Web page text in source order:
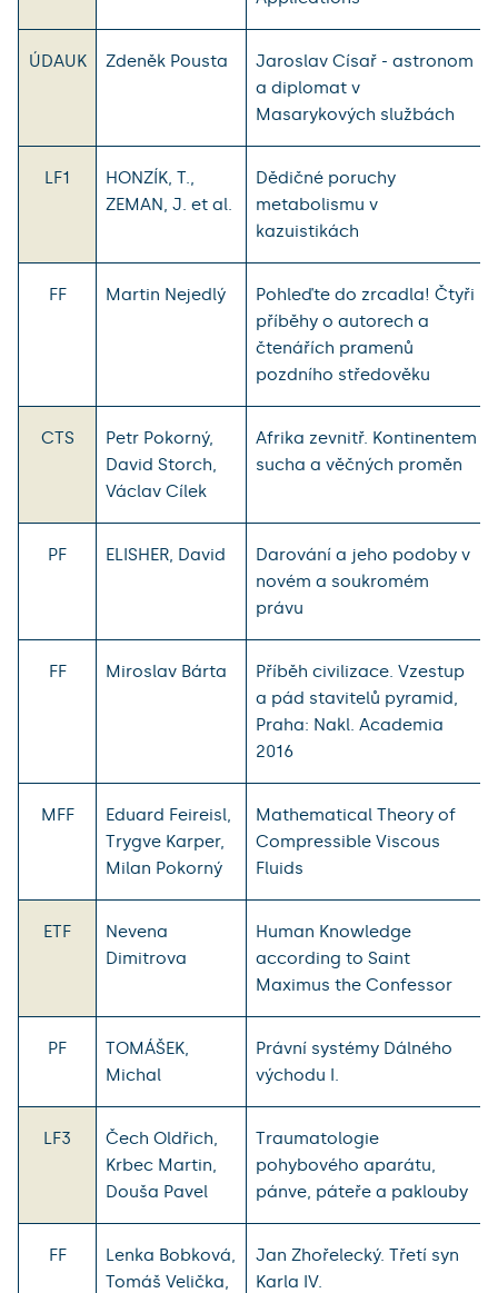
ÚDAUK Zdeněk Pousta
Jaroslav Císař - astronom
a diplomat v
Masarykových službách
LF1
HONZÍK, T.,
ZEMAN, J. et al.
Dědičné poruchy
metabolismu v
kazuistikách
FF Martin Nejedlý
Pohleďte do zrcadla! Čtyři
příběhy o autorech a
čtenářích pramenů
pozdního středověku
CTS
Petr Pokorný,
David Storch,
Václav Cílek
Afrika zevnitř. Kontinentem
sucha a věčných proměn
PF ELISHER, David
Darování a jeho podoby v
novém a soukromém
právu
FF Miroslav Bárta
Příběh civilizace. Vzestup
a pád stavitelů pyramid,
Praha: Nakl. Academia
2016
MFF
Eduard Feireisl,
Trygve Karper,
Milan Pokorný
Mathematical Theory of
Compressible Viscous
Fluids
ETF
Nevena
Dimitrova
Human Knowledge
according to Saint
Maximus the Confessor
PF
TOMÁŠEK,
Michal
Právní systémy Dálného
východu I.
LF3
Čech Oldřich,
Krbec Martin,
Douša Pavel
Traumatologie
pohybového aparátu,
pánve, páteře a paklouby
FF
Lenka Bobková,
Tomáš Velička,
Jan Zhořelecký. Třetí syn
Karla IV.